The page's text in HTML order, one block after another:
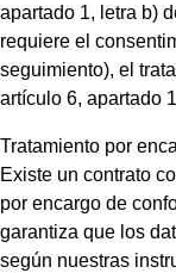
apartado 1, letra b)
requiere el
seguimiento), el
artículo 6, apartado
Tratamiento por
Existe un contrato
por encargo de
garantiza que los
según nuestras